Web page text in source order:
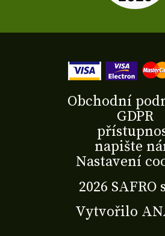
2026 SAFRO
Vytvořilo
Obchodní
GDPR
napište
Nastavení